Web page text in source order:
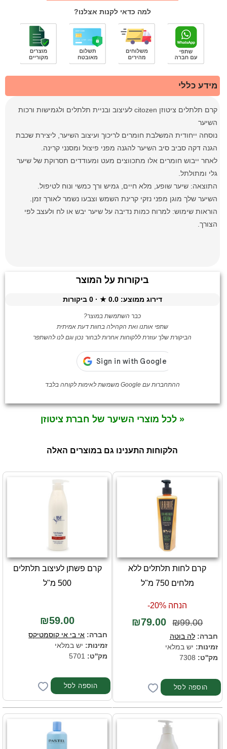
למה כדאי לקנות אצלנו?
מידע כללי
קרם תלתלים ציטוזן citozen לעיצוב ובניית תלתלים ולגמישות ורכות
השיער
נוסחה ייחודית המשלבת חומרים לריכוך ועיצוב השיער, ליצירת שכבת
הגנה דקה סביב סיב השיער להגנה מפני פיצול ומסנני קרינה.
לאחר ייבוש חומרים אלו מתכווצים מעט ומעודדים תסרוקת של שיער
גלי ומתולתל.
התוצאה: שיער שופע, מלא חיים, גמיש ורך כמשי ונוח לטיפול.
השיער שלך מוגן מפני נזקי קרינת השמש וצבעו נשמר לאורך זמן.
הוראות שימוש: למרוח כמות נדיבה על שיער יבש או לח ולעצב לפי
הצורך.
ביקורות על המוצר
דירוג ממוצע:0.0
★ ·
0 ביקורות
כבר השתמשת במוצר?
שתפי אותנו ואת הקהילה בחוות דעת אמיתית
הביקורת שלך עוזרת ללקוחות אחרות לבחור נכון וגם לנו להשתפר
ההתחברות עם Google משמשת לאימות לקוחה בלבד
« לכל מוצרי השיער של חברת ציטוזן
הלקוחות התענינו גם במוצרים האלה
קרם לחות תלתלים ללא
מלחים 750 מ"ל
הנחה 20%-
₪99.00
₪79.00
חברה:לה בוטה
זמינות: יש במלאי
מק''ט:
קרם פשתן לעיצוב תלתלים
500 מ"ל
₪59.00
חברה: אי בי אי קוסמטיקס
זמינות: יש במלאי
מק''ט: